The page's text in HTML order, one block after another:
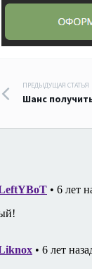
по
ПРЕДЫДУЩАЯ СТАТЬЯ
Шанс